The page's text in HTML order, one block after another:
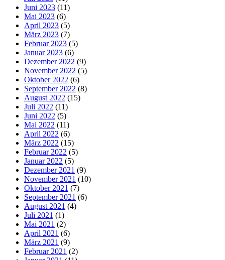
Juni 2023 (11)
Mai 2023 (6)
April 2023 (5)
März 2023 (7)
Februar 2023 (5)
Januar 2023 (6)
Dezember 2022 (9)
November 2022 (5)
Oktober 2022 (6)
September 2022 (8)
August 2022 (15)
Juli 2022 (11)
Juni 2022 (5)
Mai 2022 (11)
April 2022 (6)
März 2022 (15)
Februar 2022 (5)
Januar 2022 (5)
Dezember 2021 (9)
November 2021 (10)
Oktober 2021 (7)
September 2021 (6)
August 2021 (4)
Juli 2021 (1)
Mai 2021 (2)
April 2021 (6)
März 2021 (9)
Februar 2021 (2)